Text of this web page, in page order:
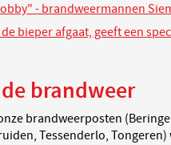
- brandweermannen
bieper afgaat, geeft een
brandweer
brandweerposten
Tessenderlo,